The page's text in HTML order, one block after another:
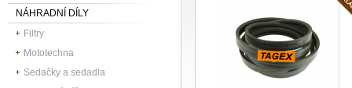
NÁHRADNÍ DÍLY
Filtry
Mototechna
Sedačky a sedadla